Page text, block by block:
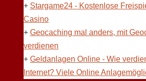
+ Stargame24 - Kostenlose
Casino
+ Geocaching mal anders, mit
verdienen
+ Geldanlagen Online - Wie
Internet? Viele Online